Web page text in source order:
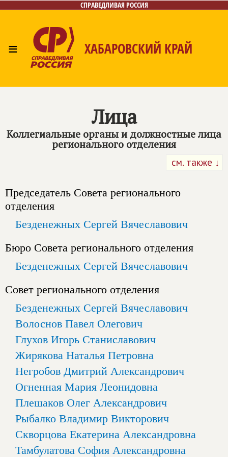
СПРАВЕДЛИВАЯ РОССИЯ
≡ ХАБАРОВСКИЙ КРАЙ
Контакты
Лица
Коллегиальные органы и должностные лица
регионального отделения
см. также ↓
Председатель Совета регионального
отделения
Безденежных Сергей Вячеславович
Бюро Совета регионального отделения
Безденежных Сергей Вячеславович
Совет регионального отделения
Безденежных Сергей Вячеславович
Волоснов Павел Олегович
Глухов Игорь Станиславович
Жирякова Наталья Петровна
Негробов Дмитрий Александрович
Огненная Мария Леонидовна
Плешаков Олег Александрович
Рыбалко Владимир Викторович
Скворцова Екатерина Александровна
Тамбулатова София Александровна